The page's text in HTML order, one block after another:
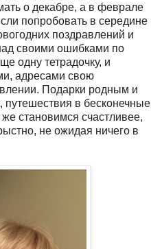
о декабре, а в феврале
попробовать в середине
поздравлений и
своими ошибками по
одну тетрадочку, и
адресами свою
Подарки родным и
в бесконечные
становимся счастливее,
не ожидая ничего в